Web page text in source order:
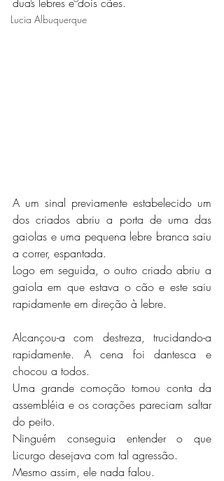
Lucia Albuquerque
A um sinal previamente estabelecido um
dos criados abriu a porta de uma das
gaiolas e uma pequena lebre branca saiu
a correr, espantada.
Logo em seguida, o outro criado abriu a
gaiola em que estava o cão e este saiu
rapidamente em direção à lebre.
Alcançou-a com destreza, trucidando-a
rapidamente. A cena foi dantesca e
chocou a todos.
Uma grande comoção tomou conta da
assembléia e os corações pareciam saltar
do peito.
Ninguém conseguia entender o que
Licurgo desejava com tal agressão.
Mesmo assim, ele nada falou.